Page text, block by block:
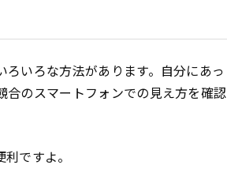
いろな方法があります。自分にあっ
のスマートフォンでの見え方を確認
ですよ。